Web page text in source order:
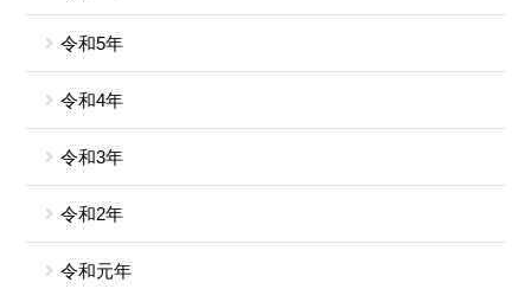
令和5年
令和4年
令和3年
令和2年
令和元年